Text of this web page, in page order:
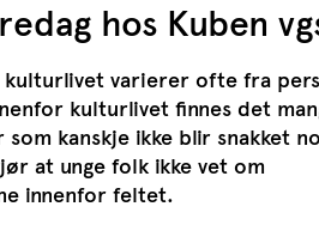
hos Kuben
kulturlivet varierer ofte fra
kulturlivet finnes det
som kanskje ikke blir snakket
at unge folk ikke vet om
innenfor feltet.